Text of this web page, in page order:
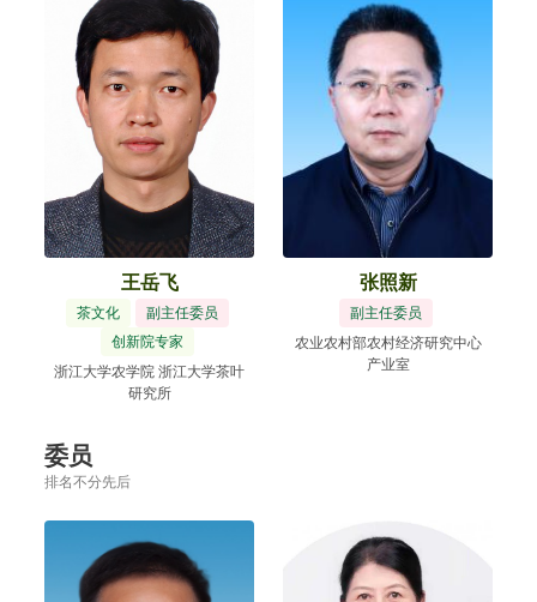
王岳飞
茶文化
副主任委员
创新院专家
浙江大学农学院 浙江大学茶叶
研究所
张照新
副主任委员
农业农村部农村经济研究中心
产业室
委员
排名不分先后